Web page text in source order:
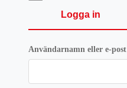
Logga in
Användarnamn eller e-post